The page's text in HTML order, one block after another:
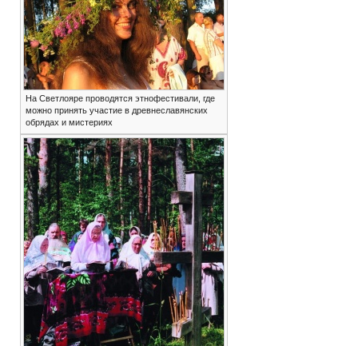
На Светлояре проводятся этнофестивали, где
можно принять участие в древнеславянских
обрядах и мистериях